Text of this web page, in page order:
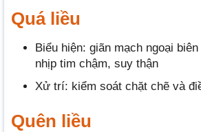
Quá liều
Biểu hiện: giãn mạch ngoại
nhịp tim chậm, suy thận
Xử trí: kiểm soát chặt chẽ và
Quên liều